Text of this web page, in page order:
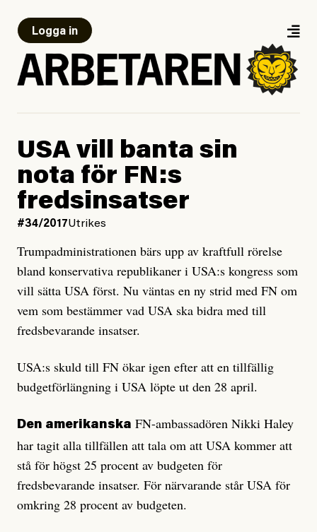
Logga in
USA vill banta sin
nota för FN:s
fredsinsatser
#34/2017Utrikes
Trumpadministrationen bärs upp av kraftfull rörelse
bland konservativa republikaner i USA:s kongress som
vill sätta USA först. Nu väntas en ny strid med FN om
vem som bestämmer vad USA ska bidra med till
fredsbevarande insatser.
USA:s skuld till FN ökar igen efter att en tillfällig
budgetförlängning i USA löpte ut den 28 april.
Den amerikanska FN-ambassadören Nikki Haley
har tagit alla tillfällen att tala om att USA kommer att
stå för högst 25 procent av budgeten för
fredsbevarande insatser. För närvarande står USA för
omkring 28 procent av budgeten.